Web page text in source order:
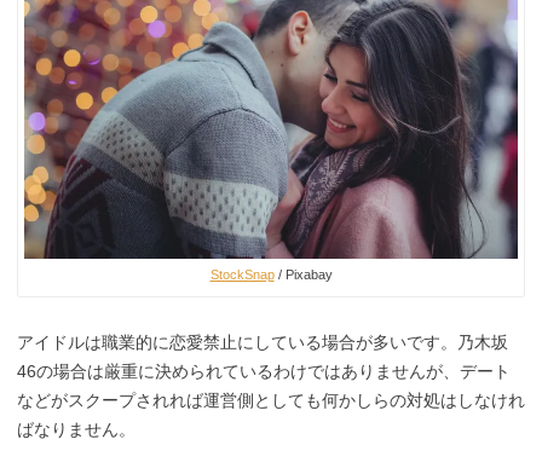
StockSnap/ Pixabay
アイドルは職業的に恋愛禁止にしている場合が多いです。乃木坂
46の場合は厳重に決められているわけではありませんが、デート
などがスクープされれば運営側としても何かしらの対処はしなけれ
ばなりません。